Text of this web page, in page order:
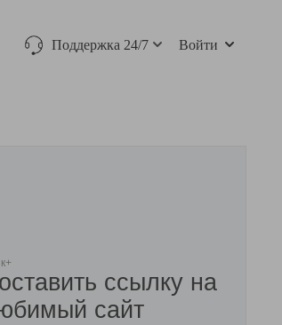
Поддержка 24/7 Войти
ссылку на
сайт